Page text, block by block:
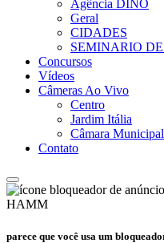
Agência DINO
Geral
CIDADES
SEMINARIO
Concursos
Vídeos
Câmeras Ao Vivo
Centro
Jardim Itália
Câmara Municipal
Contato
HAMM
parece que você usa um